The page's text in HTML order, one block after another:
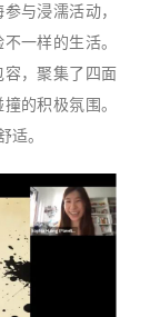
与浸濡活动，
一样的生活。
，聚集了四面
的积极氛围。
适。